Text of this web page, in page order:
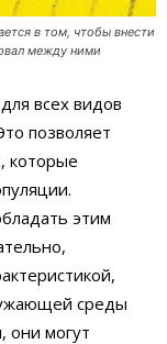
в том, чтобы внести
между ними
всех видов
позволяет
которые
этим
среды
они могут